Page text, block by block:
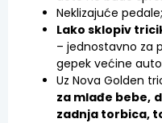
Neklizajuće pedale;
Lako sklopiv
– jednostavno za
gepek većine
Uz Nova Golden
za mlađe bebe,
zadnja torbica,